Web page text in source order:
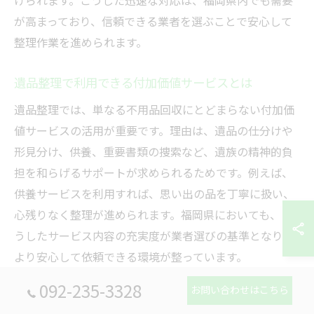
が高まっており、信頼できる業者を選ぶことで安心して
整理作業を進められます。
遺品整理で利用できる付加価値サービスとは
遺品整理では、単なる不用品回収にとどまらない付加価
値サービスの活用が重要です。理由は、遺品の仕分けや
形見分け、供養、重要書類の捜索など、遺族の精神的負
担を和らげるサポートが求められるためです。例えば、
供養サービスを利用すれば、思い出の品を丁寧に扱い、
心残りなく整理が進められます。福岡県においても、こ
うしたサービス内容の充実度が業者選びの基準となり、
より安心して依頼できる環境が整っています。
清掃や買取サービスを同時に活用する方法
092-235-3328 お問い合わせはこちら